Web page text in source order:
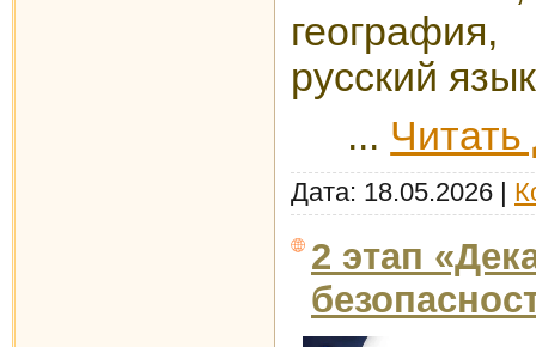
русский
...
Дата: 18.05.2026 |
2 этап